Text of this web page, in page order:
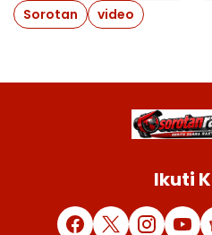
Sorotan
video
Ikuti